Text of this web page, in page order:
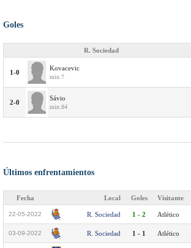
Goles
R. Sociedad
1-0
Kovacevic
min.7
2-0
Sávio
min.84
Últimos enfrentamientos
Fecha Local Goles Visitante
22-05-2022 R. Sociedad 1 - 2 Atlético
03-09-2022 R. Sociedad 1 - 1 Atlético